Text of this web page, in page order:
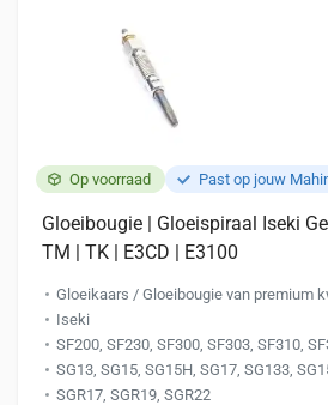
Op voorraad Past op jouw
Gloeibougie | Gloeispiraal Iseki
TM | TK | E3CD | E3100
Gloeikaars / Gloeibougie van premium
Iseki
SF200, SF230, SF300, SF303, SF310,
SG13, SG15, SG15H, SG17, SG133,
SGR17, SGR19, SGR22